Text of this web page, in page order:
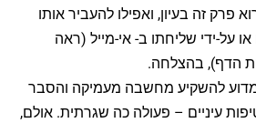
פרק זה בעיון, ואפילו להעביר אותו
על-ידי שליחתו ב- אי-מייל (ראה
הדף), בהצלחה.
מדוע להשקיע מחשבה מעמיקה והסבר
עיניים – פעולה כה שגרתית. אולם,